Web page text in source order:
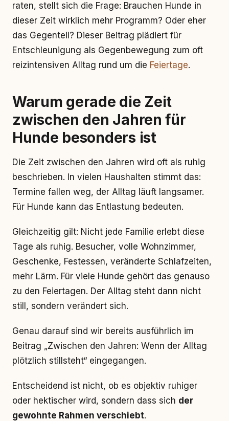
raten, stellt sich die Frage: Brauchen Hunde in
dieser Zeit wirklich mehr Programm? Oder eher
das Gegenteil? Dieser Beitrag plädiert für
Entschleunigung als Gegenbewegung zum oft
reizintensiven Alltag rund um die Feiertage.
Warum gerade die Zeit
zwischen den Jahren für
Hunde besonders ist
Die Zeit zwischen den Jahren wird oft als ruhig
beschrieben. In vielen Haushalten stimmt das:
Termine fallen weg, der Alltag läuft langsamer.
Für Hunde kann das Entlastung bedeuten.
Gleichzeitig gilt: Nicht jede Familie erlebt diese
Tage als ruhig. Besucher, volle Wohnzimmer,
Geschenke, Festessen, veränderte Schlafzeiten,
mehr Lärm. Für viele Hunde gehört das genauso
zu den Feiertagen. Der Alltag steht dann nicht
still, sondern verändert sich.
Genau darauf sind wir bereits ausführlich im
Beitrag „Zwischen den Jahren: Wenn der Alltag
plötzlich stillsteht“ eingegangen.
Entscheidend ist nicht, ob es objektiv ruhiger
oder hektischer wird, sondern dass sich der
gewohnte Rahmen verschiebt.